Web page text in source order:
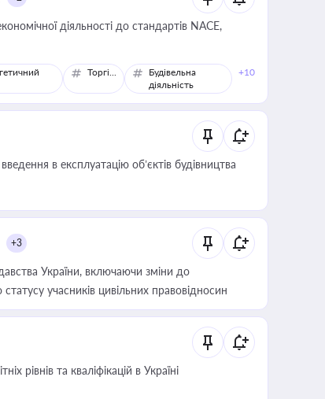
діяльності до стандартів NACE,
Торгівля
Будівельна
діяльність
+10
в експлуатацію об’єктів будівництва
+3
України, включаючи зміни до
учасників цивільних правовідносин
рівнів та кваліфікацій в Україні